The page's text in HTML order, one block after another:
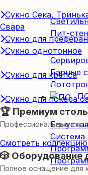
Пит-
Доп.
Барные
Система
Сукно Сека,
Свара
Сукно для
Сукно однотонное
Сукно для крепса
Сукно для покера
🏆 Премиум
Профессиональные
Смотреть
🎲 Оборудование
Полное оснащение для